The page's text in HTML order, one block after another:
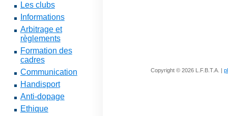
Les clubs
Informations
Arbitrage et
règlements
Formation des
cadres
Communication
Handisport
Anti-dopage
Ethique
Copyright © 2026 L.F.B.T.A. |